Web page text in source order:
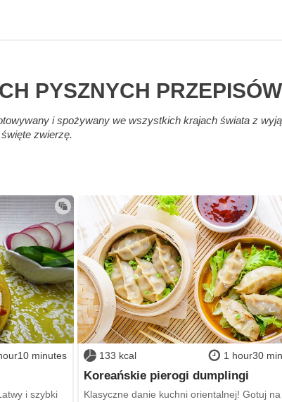
PYSZNYCH PRZEPISÓW
i spożywany we wszystkich krajach świata z
zwierzę.
minutes
i szybki
133 kcal 1 hour30
Koreańskie pierogi dumplingi
Klasyczne danie kuchni orientalnej! Gotuj na